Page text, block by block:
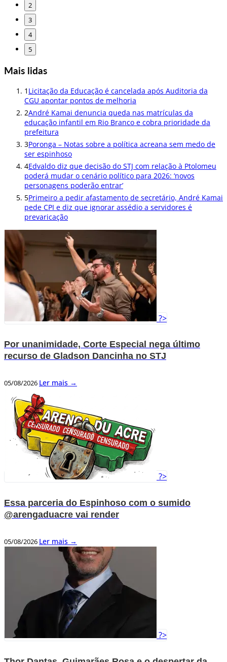
2
3
4
5
Mais lidas
1 Licitação da Educação é cancelada após Auditoria da
CGU apontar pontos de melhoria
2André Kamai denuncia queda nas matrículas da
educação infantil em Rio Branco e cobra prioridade da
prefeitura
3Poronga – Notas sobre a política acreana sem medo de
ser espinhoso
4Edvaldo diz que decisão do STJ com relação à Ptolomeu
poderá mudar o cenário político para 2026: ‘novos
personagens poderão entrar’
5Primeiro a pedir afastamento de secretário, André Kamai
pede CPI e diz que ignorar assédio a servidores é
prevaricação
?>
Por unanimidade, Corte Especial nega último
recurso de Gladson Dancinha no STJ
05/08/2026 Ler mais →
?>
Essa parceria do Espinhoso com o sumido
@arengaduacre vai render
05/08/2026 Ler mais →
?>